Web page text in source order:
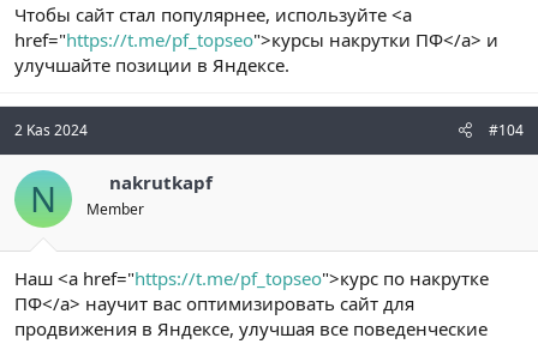
Чтобы сайт стал популярнее, используйте <a
href="https://t.me/pf_topseo">курсы накрутки ПФ</a> и
улучшайте позиции в Яндексе.
2 Kas 2024 #104
N nakrutkapf
Member
Наш <a href="https://t.me/pf_topseo">курс по накрутке
ПФ</a> научит вас оптимизировать сайт для
продвижения в Яндексе, улучшая все поведенческие